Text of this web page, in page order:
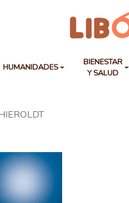
HUMANIDADES
BIENESTAR
Y SALUD